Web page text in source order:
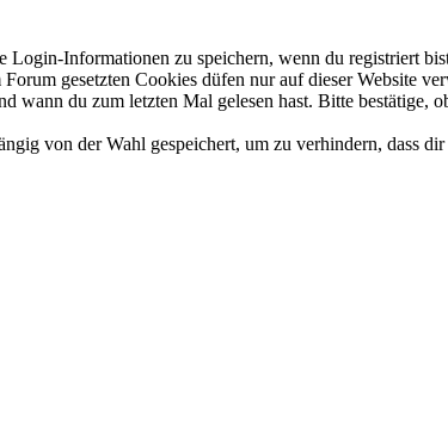
Login-Informationen zu speichern, wenn du registriert
gesetzten Cookies düfen nur auf dieser Website
wann du zum letzten Mal gelesen hast. Bitte bestätige,
von der Wahl gespeichert, um zu verhindern, dass